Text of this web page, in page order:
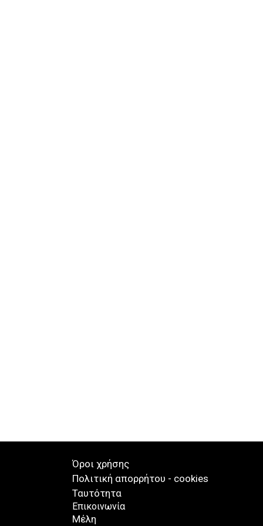
Όροι χρήσης
Πολιτική απορρήτου - cookies
Ταυτότητα
Επικοινωνία
Μέλη